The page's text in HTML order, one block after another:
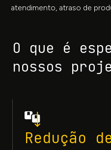
atendimento, atraso de
O que é
nossos
Redução